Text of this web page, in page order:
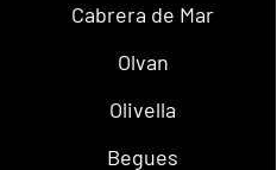
Cabrera de Mar
Olvan
Olivella
Begues